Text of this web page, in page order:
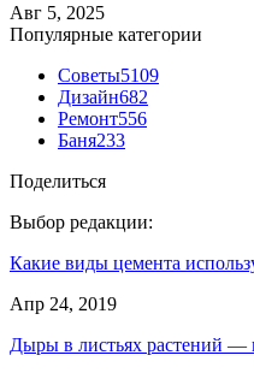
Авг 5, 2025
Популярные категории
Советы5109
Дизайн682
Ремонт556
Баня233
Поделиться
Выбор редакции:
Какие виды цемента
Апр 24, 2019
Дыры в листьях растений